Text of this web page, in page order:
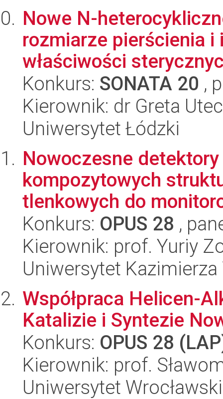
Nowe N-
rozmiarze pierścienia
właściwości
Konkurs: SONATA 20 ,
Kierownik: dr Greta
Uniwersytet Łódzki
Nowoczesne
kompozytowych
tlenkowych do
Konkurs: OPUS 28 ,
Kierownik: prof. Yuriy
Uniwersytet
Współpraca Helicen-
Katalizie i Syntezie
Konkurs: OPUS 28
Kierownik: prof.
Uniwersytet Wrocławski